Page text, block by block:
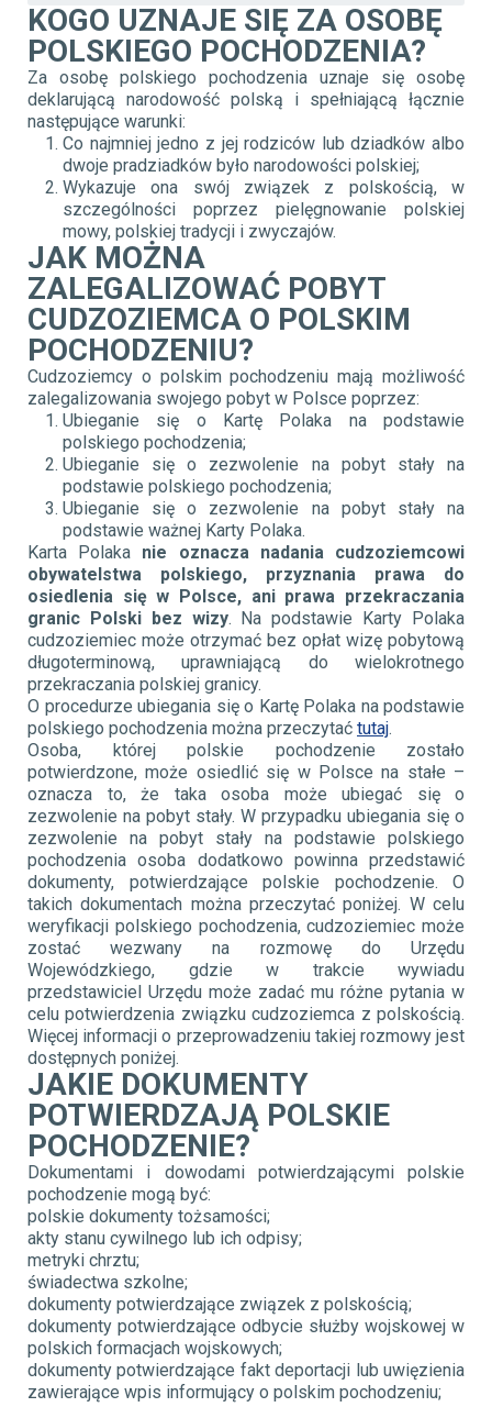
KOGO UZNAJE SIĘ ZA OSOBĘ
POLSKIEGO POCHODZENIA?
Za osobę polskiego pochodzenia uznaje się osobę
deklarującą narodowość polską i spełniającą łącznie
następujące warunki:
Co najmniej jedno z jej rodziców lub dziadków albo
dwoje pradziadków było narodowości polskiej;
Wykazuje ona swój związek z polskością, w
szczególności poprzez pielęgnowanie polskiej
mowy, polskiej tradycji i zwyczajów.
JAK MOŻNA
ZALEGALIZOWAĆ POBYT
CUDZOZIEMCA O POLSKIM
POCHODZENIU?
Cudzoziemcy o polskim pochodzeniu mają możliwość
zalegalizowania swojego pobyt w Polsce poprzez:
Ubieganie się o Kartę Polaka na podstawie
polskiego pochodzenia;
Ubieganie się o zezwolenie na pobyt stały na
podstawie polskiego pochodzenia;
Ubieganie się o zezwolenie na pobyt stały na
podstawie ważnej Karty Polaka.
Karta Polaka nie oznacza nadania cudzoziemcowi
obywatelstwa polskiego, przyznania prawa do
osiedlenia się w Polsce, ani prawa przekraczania
granic Polski bez wizy. Na podstawie Karty Polaka
cudzoziemiec może otrzymać bez opłat wizę pobytową
długoterminową, uprawniającą do wielokrotnego
przekraczania polskiej granicy.
O procedurze ubiegania się o Kartę Polaka na podstawie
polskiego pochodzenia można przeczytać tutaj.
Osoba, której polskie pochodzenie zostało
potwierdzone, może osiedlić się w Polsce na stałe –
oznacza to, że taka osoba może ubiegać się o
zezwolenie na pobyt stały. W przypadku ubiegania się o
zezwolenie na pobyt stały na podstawie polskiego
pochodzenia osoba dodatkowo powinna przedstawić
dokumenty, potwierdzające polskie pochodzenie. O
takich dokumentach można przeczytać poniżej. W celu
weryfikacji polskiego pochodzenia, cudzoziemiec może
zostać wezwany na rozmowę do Urzędu
Wojewódzkiego, gdzie w trakcie wywiadu
przedstawiciel Urzędu może zadać mu różne pytania w
celu potwierdzenia związku cudzoziemca z polskością.
Więcej informacji o przeprowadzeniu takiej rozmowy jest
dostępnych poniżej.
JAKIE DOKUMENTY
POTWIERDZAJĄ POLSKIE
POCHODZENIE?
Dokumentami i dowodami potwierdzającymi polskie
pochodzenie mogą być:
polskie dokumenty tożsamości;
akty stanu cywilnego lub ich odpisy;
metryki chrztu;
świadectwa szkolne;
dokumenty potwierdzające związek z polskością;
dokumenty potwierdzające odbycie służby wojskowej w
polskich formacjach wojskowych;
dokumenty potwierdzające fakt deportacji lub uwięzienia
zawierające wpis informujący o polskim pochodzeniu;